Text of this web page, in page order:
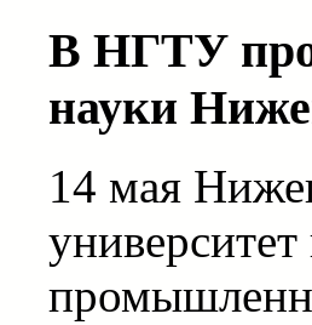
В НГТУ
науки
14 мая